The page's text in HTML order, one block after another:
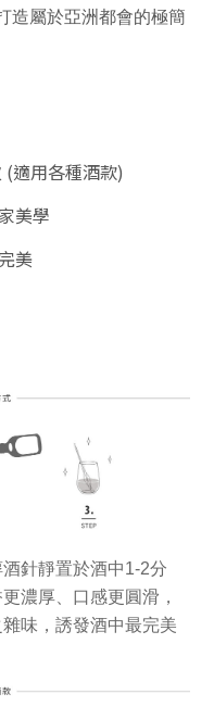
造屬於亞洲都會的極簡
適用各種酒款)
美學
美
針靜置於酒中1-2分
濃厚、口感更圓滑，
味，誘發酒中最完美